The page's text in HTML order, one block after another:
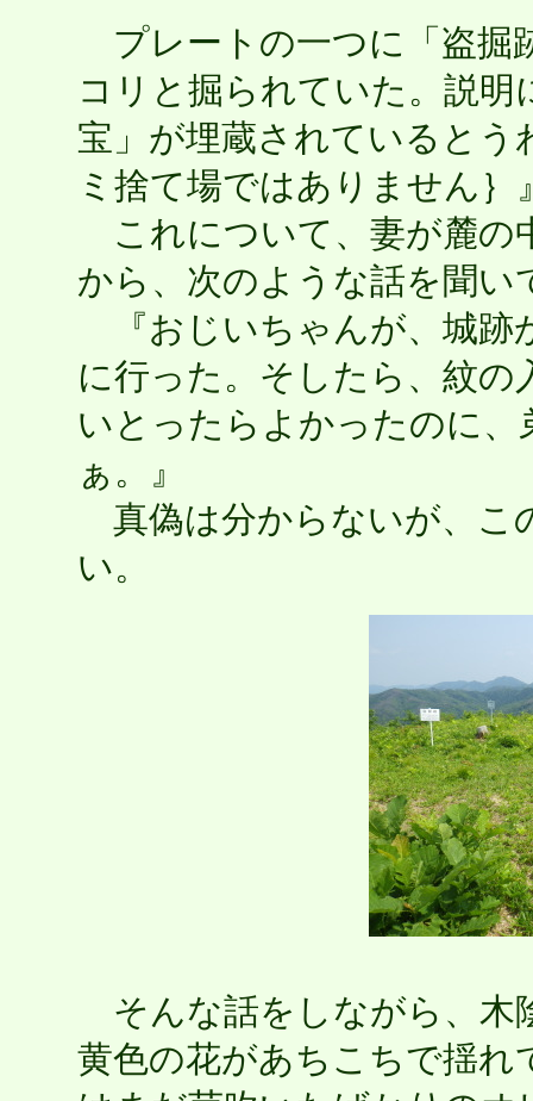
プレートの一つに「盗掘
コリと掘られていた。説明
宝」が埋蔵されていると
ミ捨て場ではありません｝
これについて、妻が麓の
から、次のような話を聞い
『おじいちゃんが、城跡
に行った。そしたら、紋
いとったらよかったのに
ぁ。』
真偽は分からないが、こ
い。
そんな話をしながら、木
黄色の花があちこちで揺れ